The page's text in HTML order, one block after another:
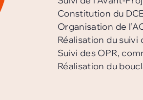
Constitution du DCE
Organisation de
Réalisation du suivi
Suivi des OPR,
Réalisation du